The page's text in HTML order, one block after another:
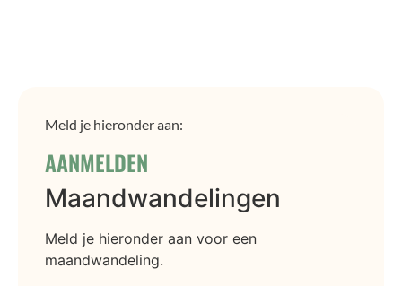
Meld je hieronder aan:
AANMELDEN
Maandwandelingen
Meld je hieronder aan voor een
maandwandeling.